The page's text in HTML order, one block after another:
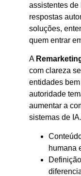
assistentes de
respostas
soluções,
quem entrar
A
com clareza
entidades
autoridade
aumentar a
sistemas de IA.
humana